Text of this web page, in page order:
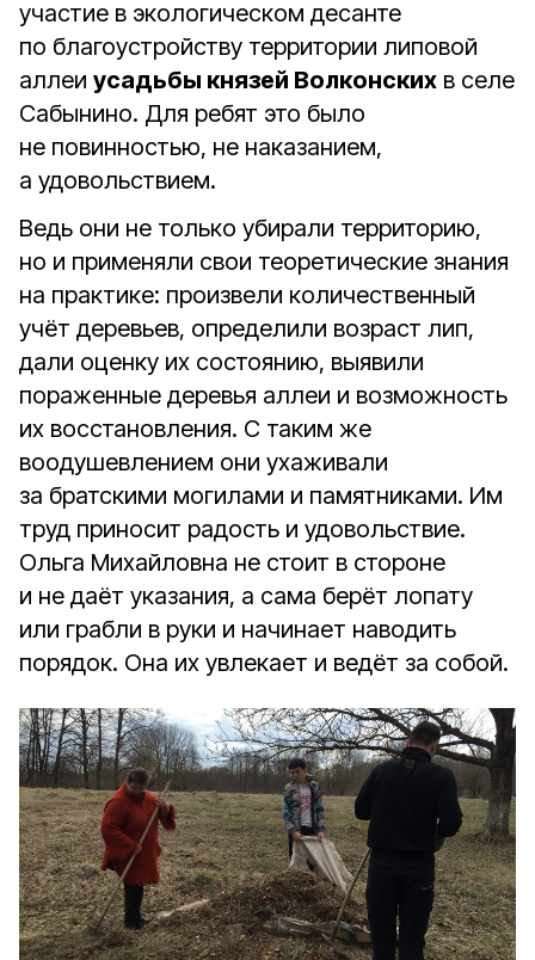
участие в экологическом десанте
по благоустройству территории липовой
аллеи усадьбы князей Волконских в селе
Сабынино. Для ребят это было
не повинностью, не наказанием,
а удовольствием.
Ведь они не только убирали территорию,
но и применяли свои теоретические знания
на практике: произвели количественный
учёт деревьев, определили возраст лип,
дали оценку их состоянию, выявили
пораженные деревья аллеи и возможность
их восстановления. С таким же
воодушевлением они ухаживали
за братскими могилами и памятниками. Им
труд приносит радость и удовольствие.
Ольга Михайловна не стоит в стороне
и не даёт указания, а сама берёт лопату
или грабли в руки и начинает наводить
порядок. Она их увлекает и ведёт за собой.